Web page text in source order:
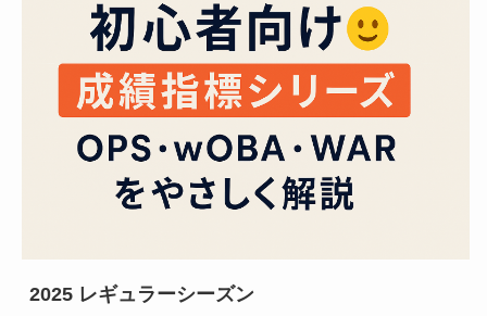
2025 レギュラーシーズン